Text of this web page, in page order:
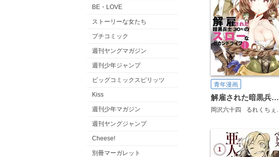
BE・LOVE
ストーリーな女たち
プチコミック
週刊ヤングマガジン
週刊少年ジャンプ
ビッグコミックスピリッツ
Kiss
週刊少年マガジン
週刊ヤングジャンプ
Cheese!
別冊マーガレット
青年漫画
解雇された暗黒兵士（30代）のスローなセカンドライフ
岡沢六十四 るれくちぇ